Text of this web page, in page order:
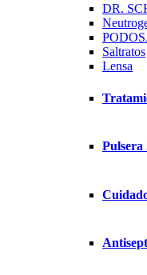
DR.
Saltratos
Lensa